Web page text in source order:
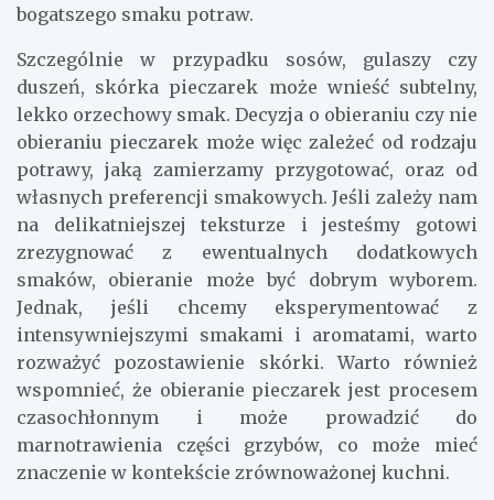
bogatszego smaku potraw.
Szczególnie w przypadku sosów, gulaszy czy
duszeń, skórka pieczarek może wnieść subtelny,
lekko orzechowy smak. Decyzja o obieraniu czy nie
obieraniu pieczarek może więc zależeć od rodzaju
potrawy, jaką zamierzamy przygotować, oraz od
własnych preferencji smakowych. Jeśli zależy nam
na delikatniejszej teksturze i jesteśmy gotowi
zrezygnować z ewentualnych dodatkowych
smaków, obieranie może być dobrym wyborem.
Jednak, jeśli chcemy eksperymentować z
intensywniejszymi smakami i aromatami, warto
rozważyć pozostawienie skórki. Warto również
wspomnieć, że obieranie pieczarek jest procesem
czasochłonnym i może prowadzić do
marnotrawienia części grzybów, co może mieć
znaczenie w kontekście zrównoważonej kuchni.